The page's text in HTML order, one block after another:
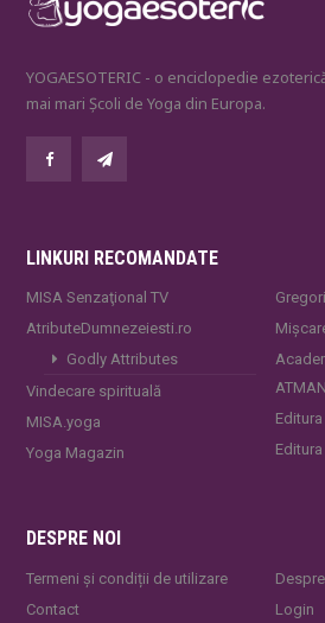
YOGAESOTERIC - o enciclopedie
mai mari Școli de Yoga din Europa.
LINKURI RECOMANDATE
MISA Senzaţional TV
AtributeDumnezeiesti.ro
Godly Attributes
Vindecare spirituală
MISA.yoga
Yoga Magazin
ATMAN
DESPRE NOI
Termeni și condiții de utilizare
Contact
Login